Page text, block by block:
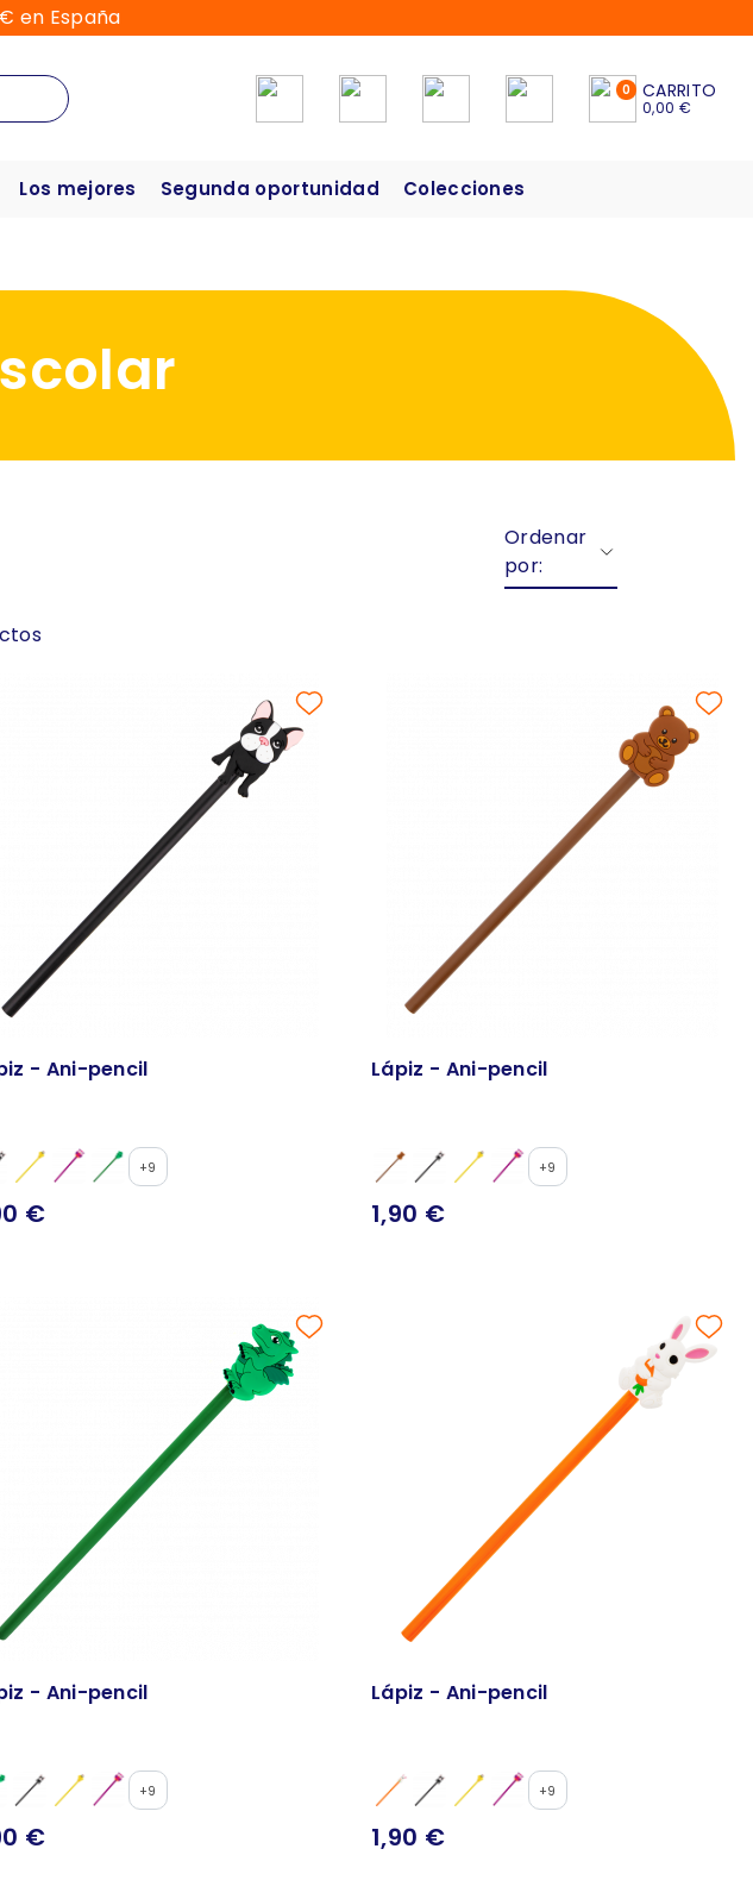
en España
0 CARRITO
0,00 €
Los mejores Segunda oportunidad Colecciones
Ordenar
por:
- Ani-pencil
+9
€
Lápiz - Ani-pencil
+9
1,90 €
- Ani-pencil
+9
€
Lápiz - Ani-pencil
+9
1,90 €